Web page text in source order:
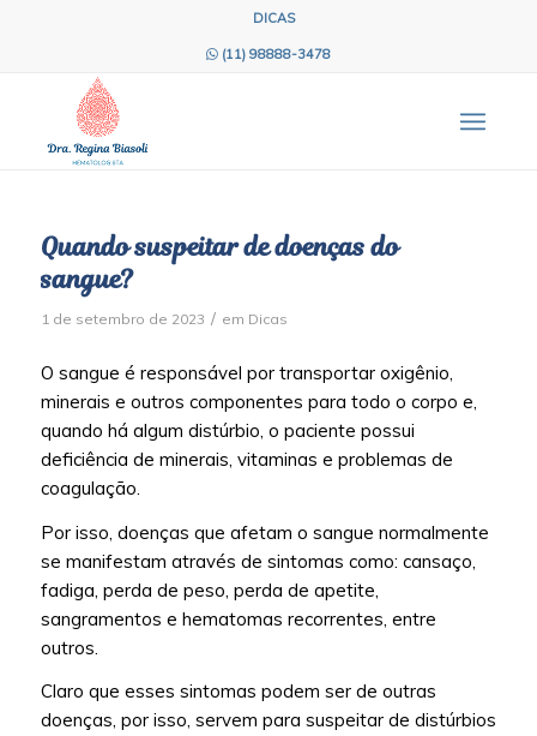
DICAS
(11) 98888-3478
Quando suspeitar de doenças do
sangue?
1 de setembro de 2023 / em Dicas
O sangue é responsável por transportar oxigênio,
minerais e outros componentes para todo o corpo e,
quando há algum distúrbio, o paciente possui
deficiência de minerais, vitaminas e problemas de
coagulação.
Por isso, doenças que afetam o sangue normalmente
se manifestam através de sintomas como: cansaço,
fadiga, perda de peso, perda de apetite,
sangramentos e hematomas recorrentes, entre
outros.
Claro que esses sintomas podem ser de outras
doenças, por isso, servem para suspeitar de distúrbios